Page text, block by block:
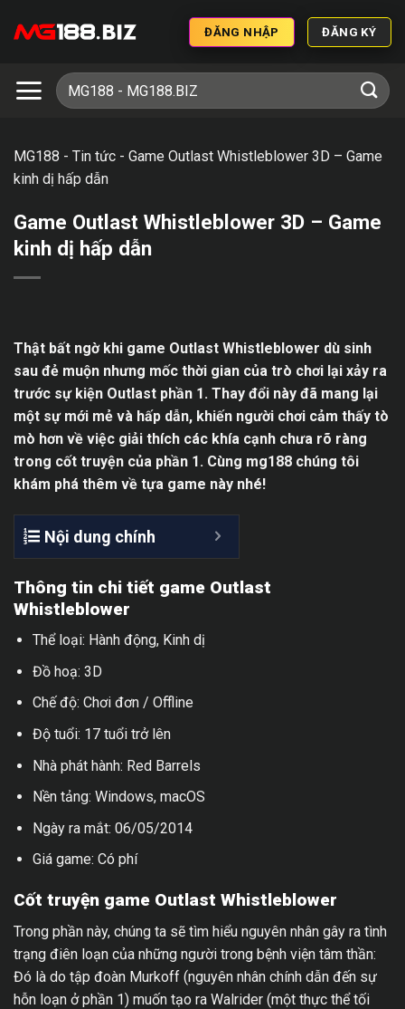
ĐĂNG NHẬP ĐĂNG KÝ
MG188 - Tin tức - Game Outlast Whistleblower 3D – Game
kinh dị hấp dẫn
Game Outlast Whistleblower 3D – Game
kinh dị hấp dẫn
Thật bất ngờ khi game Outlast Whistleblower dù sinh
sau đẻ muộn nhưng mốc thời gian của trò chơi lại xảy ra
trước sự kiện Outlast phần 1. Thay đổi này đã mang lại
một sự mới mẻ và hấp dẫn, khiến người chơi cảm thấy tò
mò hơn về việc giải thích các khía cạnh chưa rõ ràng
trong cốt truyện của phần 1. Cùng mg188 chúng tôi
khám phá thêm về tựa game này nhé!
Nội dung chính
Thông tin chi tiết game Outlast
Whistleblower
Thể loại: Hành động, Kinh dị
Đồ hoạ: 3D
Chế độ: Chơi đơn / Offline
Độ tuổi: 17 tuổi trở lên
Nhà phát hành: Red Barrels
Nền tảng: Windows, macOS
Ngày ra mắt: 06/05/2014
Giá game: Có phí
Cốt truyện game Outlast Whistleblower
Trong phần này, chúng ta sẽ tìm hiểu nguyên nhân gây ra tình
trạng điên loạn của những người trong bệnh viện tâm thần:
Đó là do tập đoàn Murkoff (nguyên nhân chính dẫn đến sự
hỗn loạn ở phần 1) muốn tạo ra Walrider (một thực thể tối